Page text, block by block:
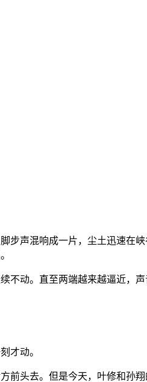
步声混响成一片，尘土迅速在
动。直至两端越来越逼近，
才动。
头去。但是今天，叶修和孙